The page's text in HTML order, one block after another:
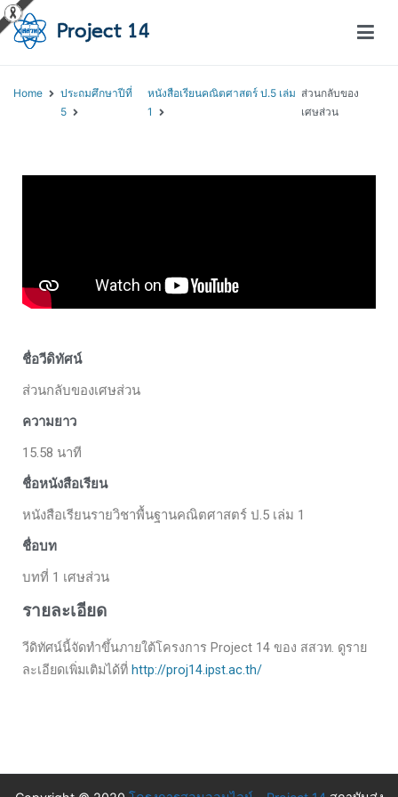
Home
ประถมศึกษาปีที่
5
หนังสือเรียนคณิตศาสตร์ ป.5 เล่ม
1
ส่วนกลับของ
เศษส่วน
ชื่อวีดิทัศน์
ส่วนกลับของเศษส่วน
ความยาว
15.58 นาที
ชื่อหนังสือเรียน
หนังสือเรียนรายวิชาพื้นฐานคณิตศาสตร์ ป.5 เล่ม 1
ชื่อบท
บทที่ 1 เศษส่วน
รายละเอียด
วีดิทัศน์นี้จัดทำขึ้นภายใต้โครงการ Project 14 ของ สสวท. ดูราย
ละเอียดเพิ่มเติมได้ที่ http://proj14.ipst.ac.th/